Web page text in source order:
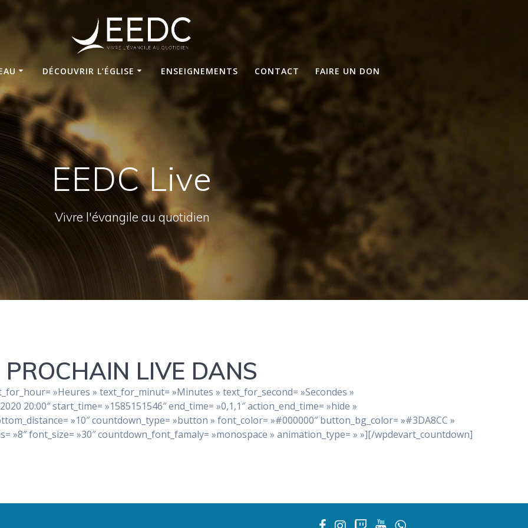
DÉCOUVRIR L’ÉGLISE ENSEIGNEMENTS CONTACT FAIRE UN DON
EEDC Live
Vivre l'évangile au quotidien
PROCHAIN LIVE DANS
»Heures » text_for_minut= »Minutes » text_for_second= »Secondes »
20:00″ start_time= »1585151546″ end_time= »0,1,1″ action_end_time= »hide »
»10″ countdown_type= »button » font_color= »#000000″ button_bg_color= »#3DA8CC »
»8″ font_size= »30″ countdown_font_famaly= »monospace » animation_type= » »][/wpdevart_countdown]